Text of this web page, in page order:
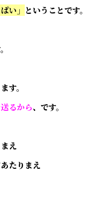
い」 ということです。
す。
るから、です。
え
たりまえ